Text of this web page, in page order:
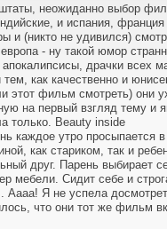
неожиданно выбор
и испания, франция
и (никто не удивился)
- ну такой юмор
драчки всех
как качественно и
этот фильм смотреть) они
на первый взгляд тему и
только. Beauty inside
каждое утро просыпается
как стариком, так и
друг. Парень выбирает
мебели. Сидит себе и
Аааа! Я не успела
что они тот же фильм